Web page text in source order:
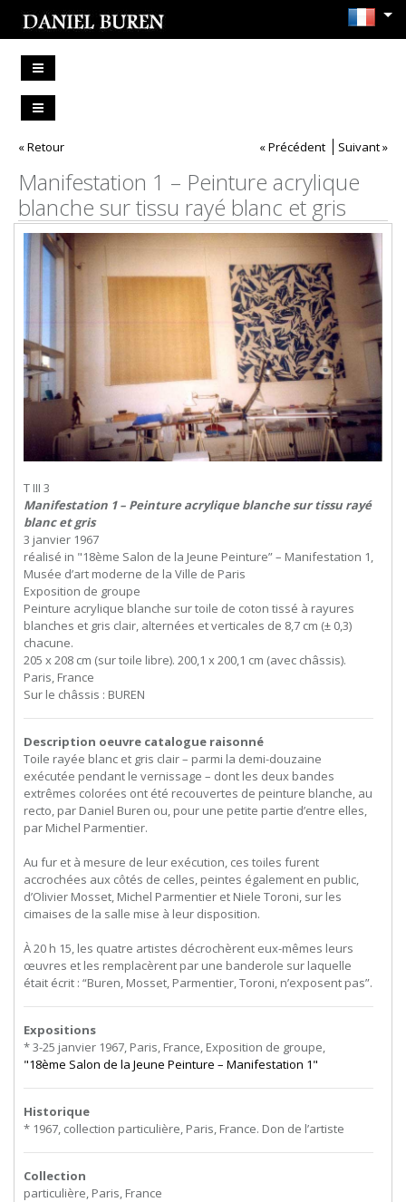
« Retour « Précédent Suivant »
Manifestation 1 – Peinture acrylique
blanche sur tissu rayé blanc et gris
T III 3
Manifestation 1 – Peinture acrylique blanche sur tissu rayé
blanc et gris
3 janvier 1967
réalisé in "18ème Salon de la Jeune Peinture” – Manifestation 1,
Musée d’art moderne de la Ville de Paris
Exposition de groupe
Peinture acrylique blanche sur toile de coton tissé à rayures
blanches et gris clair, alternées et verticales de 8,7 cm (± 0,3)
chacune.
205 x 208 cm (sur toile libre). 200,1 x 200,1 cm (avec châssis).
Paris, France
Sur le châssis : BUREN
Description oeuvre catalogue raisonné
Toile rayée blanc et gris clair – parmi la demi-douzaine
exécutée pendant le vernissage – dont les deux bandes
extrêmes colorées ont été recouvertes de peinture blanche, au
recto, par Daniel Buren ou, pour une petite partie d’entre elles,
par Michel Parmentier.
Au fur et à mesure de leur exécution, ces toiles furent
accrochées aux côtés de celles, peintes également en public,
d’Olivier Mosset, Michel Parmentier et Niele Toroni, sur les
cimaises de la salle mise à leur disposition.
À 20 h 15, les quatre artistes décrochèrent eux-mêmes leurs
œuvres et les remplacèrent par une banderole sur laquelle
était écrit : “Buren, Mosset, Parmentier, Toroni, n’exposent pas”.
Expositions
* 3-25 janvier 1967, Paris, France, Exposition de groupe,
"18ème Salon de la Jeune Peinture – Manifestation 1"
Historique
* 1967, collection particulière, Paris, France. Don de l’artiste
Collection
particulière, Paris, France